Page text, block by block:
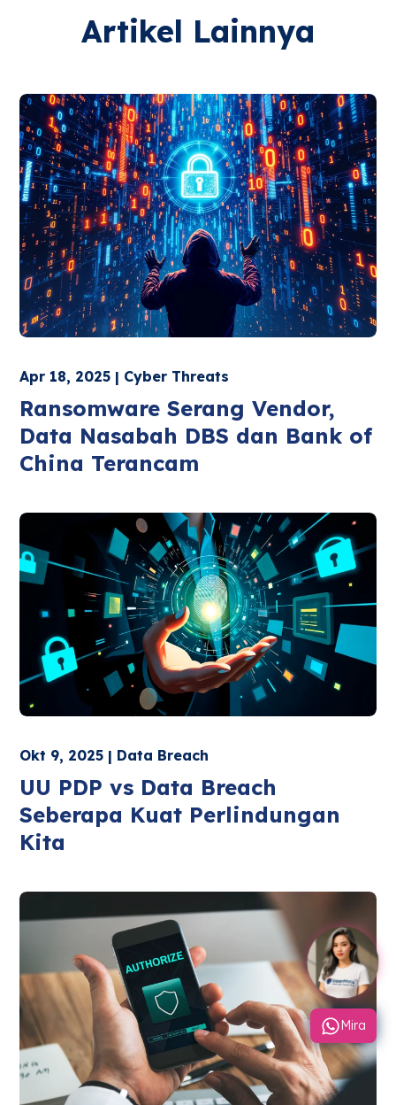
Artikel Lainnya
Apr 18, 2025 | Cyber Threats
Ransomware Serang Vendor,
Data Nasabah DBS dan Bank of
China Terancam
Okt 9, 2025 | Data Breach
UU PDP vs Data Breach
Seberapa Kuat Perlindungan
Kita
Mira